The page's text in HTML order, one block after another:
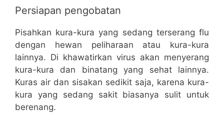
Persiapan pengobatan
Pisahkan kura-kura yang sedang terserang flu
dengan hewan peliharaan atau kura-kura
lainnya. Di khawatirkan virus akan menyerang
kura-kura dan binatang yang sehat lainnya.
Kuras air dan sisakan sedikit saja, karena kura-
kura yang sedang sakit biasanya sulit untuk
berenang.